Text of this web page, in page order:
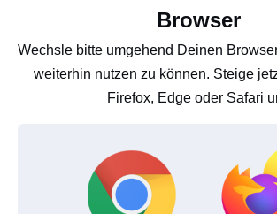
Browser
Wechsle bitte umgehend Deinen
weiterhin nutzen zu können. Steige
Firefox, Edge oder Safari